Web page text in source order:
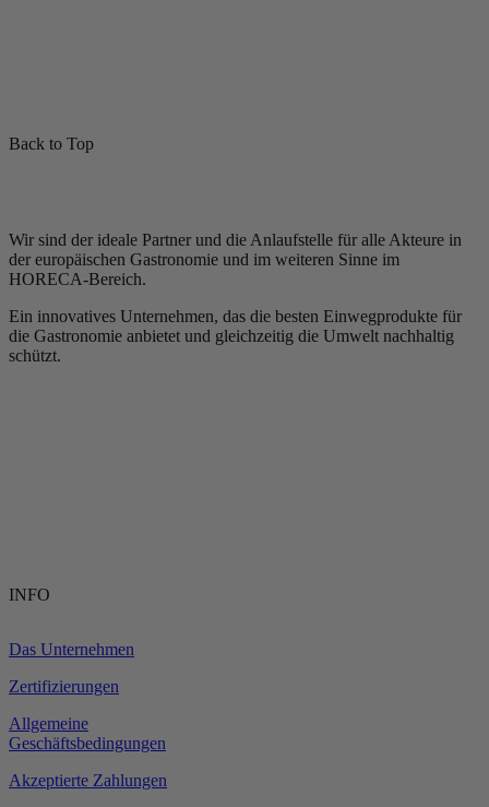
Back to Top
Wir sind der ideale Partner und die Anlaufstelle für alle Akteure in
der europäischen Gastronomie und im weiteren Sinne im
HORECA-Bereich.
Ein innovatives Unternehmen, das die besten Einwegprodukte für
die Gastronomie anbietet und gleichzeitig die Umwelt nachhaltig
schützt.
INFO
Das Unternehmen
Zertifizierungen
Allgemeine
Geschäftsbedingungen
Akzeptierte Zahlungen